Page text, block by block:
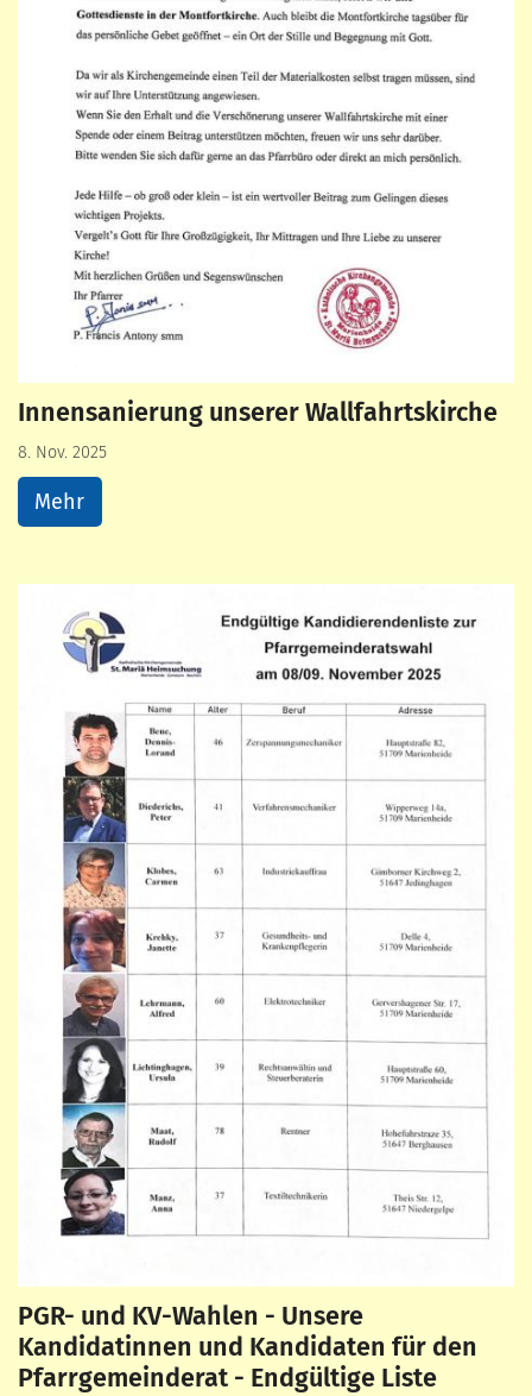
Innensanierung unserer Wallfahrtskirche
8. Nov. 2025
Mehr
PGR- und KV-Wahlen - Unsere
Kandidatinnen und Kandidaten für den
Pfarrgemeinderat - Endgültige Liste